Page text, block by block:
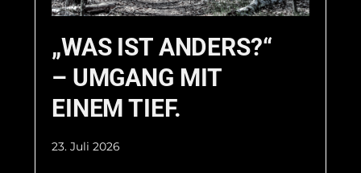
„WAS IST ANDERS?“
– UMGANG MIT
EINEM TIEF.
23. Juli 2026